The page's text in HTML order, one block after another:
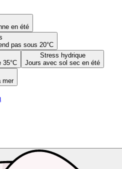
en été
pas sous 20°C
35°C
Stress hydrique
Jours avec sol sec en été
mer